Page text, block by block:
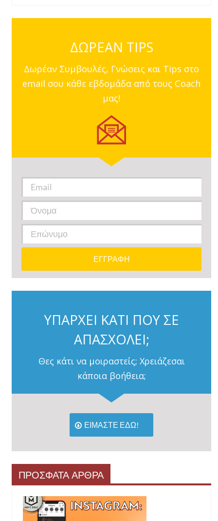
ΔΩΡΕΑΝ TIPS
Δωρέαν Συμβουλές, Γνώσεις και Tips στο
email σου κάθε εβδομάδα από τους Coach
μας!
ΥΠΑΡΧΕΙ ΚΑΤΙ ΠΟΥ ΣΕ
ΑΠΑΣΧΟΛΕΙ;
Θες κάτι να μοιραστείς; Χρειάζεσαι
κάποια βοήθεια;
ΕΙΜΑΣΤΕ ΕΔΩ!
ΠΡΟΣΦΑΤΑ ΑΡΘΡΑ